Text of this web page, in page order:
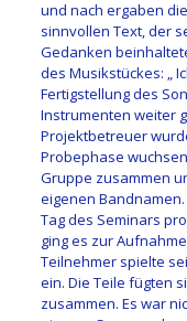
und nach ergaben
sinnvollen Text, der
Gedanken
des Musikstückes: „
Fertigstellung des
Instrumenten weiter
Projektbetreuer
Probephase
Gruppe zusammen
eigenen
Tag des Seminars
ging es zur
Teilnehmer spielte
ein. Die Teile fügten
zusammen. Es war